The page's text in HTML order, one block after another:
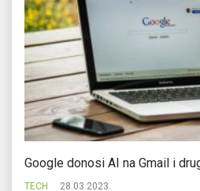
Google donosi AI na Gmail i
TECH 28.03.2023.